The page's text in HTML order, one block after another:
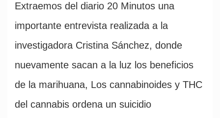
Extraemos del diario 20 Minutos una
importante entrevista realizada a la
investigadora Cristina Sánchez, donde
nuevamente sacan a la luz los beneficios
de la marihuana, Los cannabinoides y THC
del cannabis ordena un suicidio